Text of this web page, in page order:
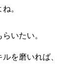
。
いたい。
を磨いれば